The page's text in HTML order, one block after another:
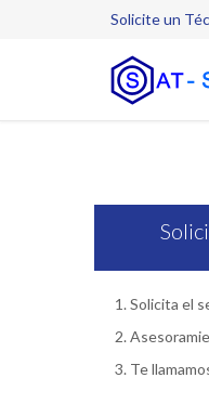
Solicite un
Solicita el
Te